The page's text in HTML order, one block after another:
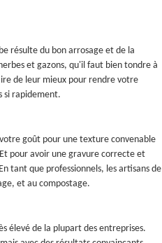
résulte du bon arrosage et de la
et gazons, qu'il faut bien tondre à
de leur mieux pour rendre votre
si rapidement.
goût pour une texture convenable
pour avoir une gravure correcte et
tant que professionnels, les artisans de
et au compostage.
élevé de la plupart des entreprises.